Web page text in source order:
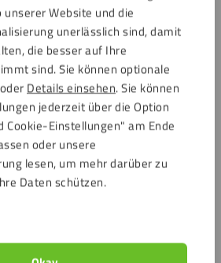
Website und die
unerlässlich sind, damit
die besser auf Ihre
sind. Sie können optionale
oder Details einsehen. Sie können
jederzeit über die Option
Cookie-Einstellungen" am Ende
oder unsere
lesen, um mehr darüber zu
Daten schützen.